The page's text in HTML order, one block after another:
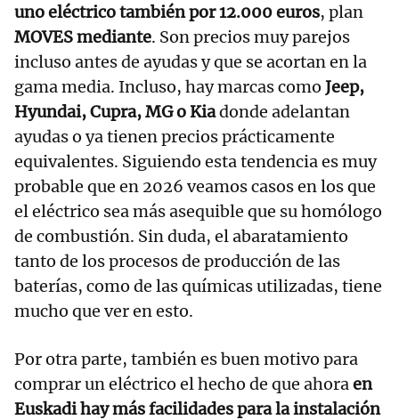
uno eléctrico también por 12.000 euros, plan
MOVES mediante. Son precios muy parejos
incluso antes de ayudas y que se acortan en la
gama media. Incluso, hay marcas como Jeep,
Hyundai, Cupra, MG o Kiadonde adelantan
ayudas o ya tienen precios prácticamente
equivalentes. Siguiendo esta tendencia es muy
probable que en 2026 veamos casos en los que
el eléctrico sea más asequible que su homólogo
de combustión. Sin duda, el abaratamiento
tanto de los procesos de producción de las
baterías, como de las químicas utilizadas, tiene
mucho que ver en esto.
Por otra parte, también es buen motivo para
comprar un eléctrico el hecho de que ahoraen
Euskadi hay más facilidades para la instalación